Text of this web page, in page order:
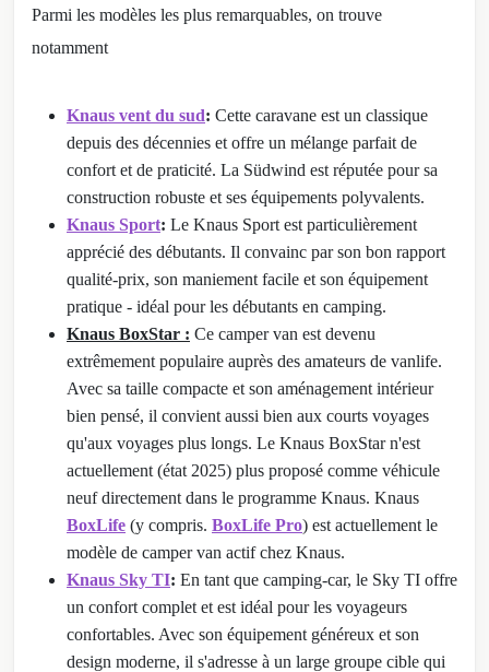
Parmi les modèles les plus remarquables, on trouve
notamment
Knaus vent du sud: Cette caravane est un classique
depuis des décennies et offre un mélange parfait de
confort et de praticité. La Südwind est réputée pour sa
construction robuste et ses équipements polyvalents.
Knaus Sport: Le Knaus Sport est particulièrement
apprécié des débutants. Il convainc par son bon rapport
qualité-prix, son maniement facile et son équipement
pratique - idéal pour les débutants en camping.
Knaus BoxStar : Ce camper van est devenu
extrêmement populaire auprès des amateurs de vanlife.
Avec sa taille compacte et son aménagement intérieur
bien pensé, il convient aussi bien aux courts voyages
qu'aux voyages plus longs. Le Knaus BoxStar n'est
actuellement (état 2025) plus proposé comme véhicule
neuf directement dans le programme Knaus. Knaus
BoxLife (y compris. BoxLife Pro) est actuellement le
modèle de camper van actif chez Knaus.
Knaus Sky TI: En tant que camping-car, le Sky TI offre
un confort complet et est idéal pour les voyageurs
confortables. Avec son équipement généreux et son
design moderne, il s'adresse à un large groupe cible qui